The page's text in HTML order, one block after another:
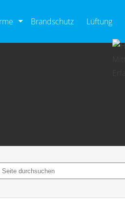
Brandschutz Lüftung